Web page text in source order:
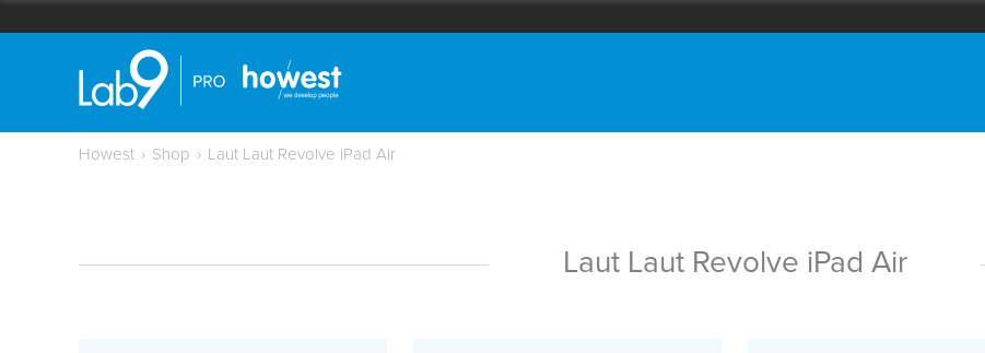
Howest › Shop › Laut Laut Revolve iPad Air
Laut Laut Revolve iPad Air